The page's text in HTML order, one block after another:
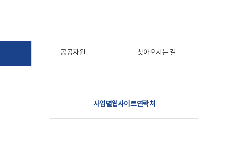
공공자원 찾아오시는 길
사업별웹사이트연락처